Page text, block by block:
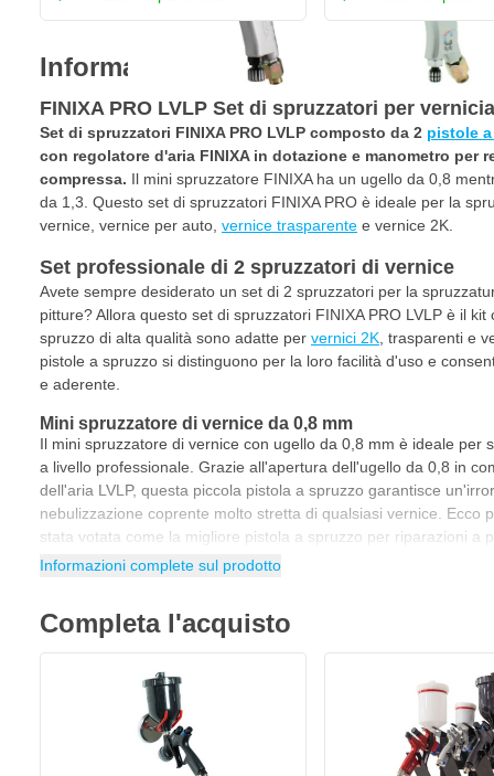
Informazioni sul prodotto
FINIXA PRO LVLP Set di spruzzatori per
Set di spruzzatori FINIXA PRO LVLP composto da 2 pistole
con regolatore d'aria FINIXA in dotazione e manometro per
compressa. Il mini spruzzatore FINIXA ha un ugello da 0,8
da 1,3. Questo set di spruzzatori FINIXA PRO è ideale per la
vernice, vernice per auto, vernice trasparente e vernice 2K.
Set professionale di 2 spruzzatori di vernice
Avete sempre desiderato un set di 2 spruzzatori per la
pitture? Allora questo set di spruzzatori FINIXA PRO LVLP è il
spruzzo di alta qualità sono adatte per vernici 2K , trasparenti e
pistole a spruzzo si distinguono per la loro facilità d'uso e
e aderente.
Mini spruzzatore di vernice da 0,8 mm
Il mini spruzzatore di vernice con ugello da 0,8 mm è ideale per
a livello professionale. Grazie all'apertura dell'ugello da 0,8 in
dell'aria LVLP, questa piccola pistola a spruzzo garantisce
nebulizzazione coprente molto stretta di qualsiasi vernice. Ecco
stata votata come la migliore pistola a spruzzo per riparazioni a
Spruzzatore LVLP da 1,3 mm
qualsiasi vernice di base, vernice bicomponente, vernice per
alla tecnologia di spruzzatura LVLP e all'apertura universale
spruzzatore FINIXA LVLP con ugello da 1,3 mm viene fornito in
essere riposta in modo ordinato e portata con sé.
Regolatore d'aria con manometro in omaggio!
Con l'acquisto di 2 spruzzatori FINIXA LVLP, riceverete in
Informazioni complete sul prodotto
Completa l'acquisto